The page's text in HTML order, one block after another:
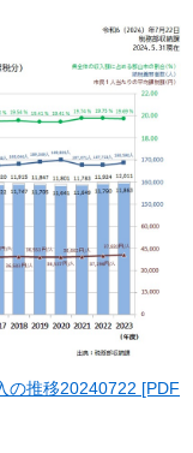
の推移20240722 [PDF